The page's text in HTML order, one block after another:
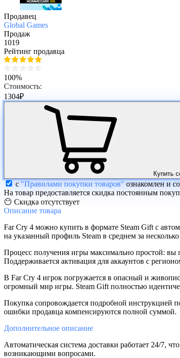
Продавец
Global Games
Продаж
1019
Рейтинг продавца
100%
Стоимость:
1304₽
Купить
с "Правилами покупки товаров" ознакомлен и
На товар предоставляется скидка постоянным
😶 Скидка отсутствует
Описание товара
Far Cry 4 можно купить в формате Steam Gift с
на указанный профиль Steam в среднем за
Процесс получения игры максимально простой: вы
Поддерживается активация для аккаунтов с
В Far Cry 4 игрок погружается в опасный и
огромный мир игры. Steam Gift полностью
Покупка сопровождается подробной инструкцией
ошибки продавца компенсируются полной суммой.
Дополнительное описание
Автоматическая система доставки работает 24/7,
возникающими вопросами.